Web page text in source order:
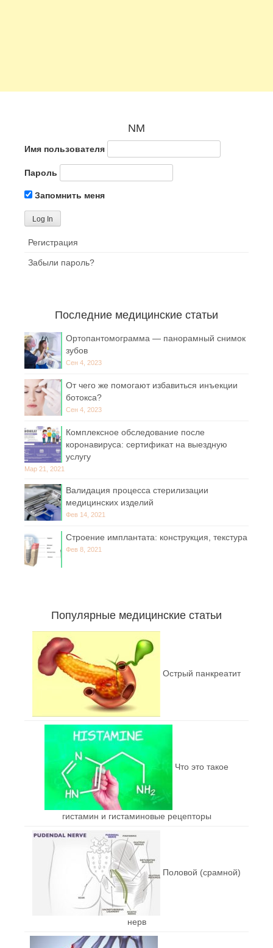
NM
Имя пользователя
Пароль
Запомнить меня
Регистрация
Забыли пароль?
Последние медицинские статьи
Ортопантомограмма — панорамный снимок
зубов
Сен 4, 2023
От чего же помогают избавиться инъекции
ботокса?
Сен 4, 2023
Комплексное обследование после
коронавируса: сертификат на выездную
услугу
Мар 21, 2021
Валидация процесса стерилизации
медицинских изделий
Фев 14, 2021
Строение имплантата: конструкция, текстура
Фев 8, 2021
Популярные медицинские статьи
Острый панкреатит
Что это такое
гистамин и гистаминовые рецепторы
Половой (срамной)
нерв